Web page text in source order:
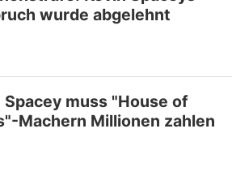
wurde abgelehnt
Spacey muss "House of
Machern Millionen zahlen